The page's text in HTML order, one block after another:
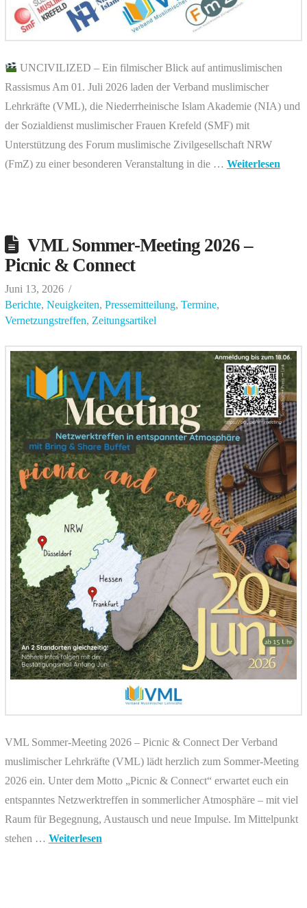
UNCIVILIZED – Ein filmischer Blick auf antimuslimischen
Rassismus Am 01. Juli 2026 laden der Verband muslimischer
Lehrkräfte (VML), die Niederrheinische Islam Akademie (NIA) und
der Sozialdienst muslimischer Frauen Krefeld (SMF) mit
Unterstützung des Forum muslimische Zivilgesellschaft NRW
(FmZ) zu einer besonderen Veranstaltung in die … Weiterlesen
VML Sommer-Meeting 2026 –
Picnic & Connect
Juni 13, 2026
Berichte, Neuigkeiten, Pressemitteilung, Termine,
Vernetzungstreffen, Zeitungsartikel
VML Sommer-Meeting 2026 – Picnic & Connect Der Verband
muslimischer Lehrkräfte (VML) lädt herzlich zum Sommer-Meeting
2026 ein. Unter dem Motto „Picnic & Connect“ erwartet euch ein
entspanntes Netzwerktreffen in sommerlicher Atmosphäre – mit viel
Raum für Begegnung, Austausch und neue Impulse. Im Mittelpunkt
stehen … Weiterlesen